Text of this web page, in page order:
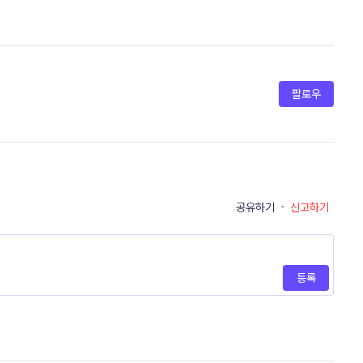
팔로우
공유하기 · 신고하기
등록